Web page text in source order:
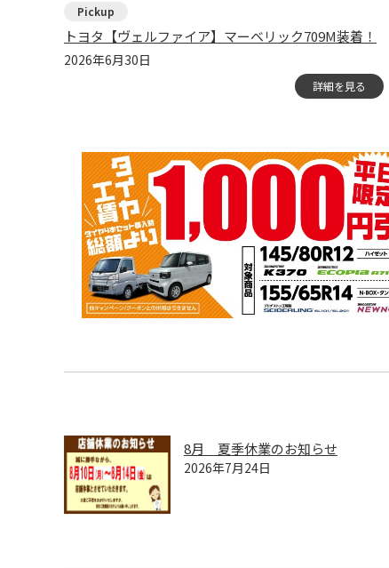
トヨタ【ヴェルファイア】マーベリック709M装着！
2026年6月30日
詳細を見る
8月 夏季休業のお知らせ
2026年7月24日